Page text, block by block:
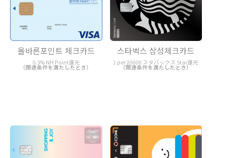
올바른포인트 체크카드
0.3% NH Point還元
（関連条件を満たしたとき）
스타벅스 삼성체크카드
1 per 20000 スタバックス Star還元
（関連条件を満たしたとき）